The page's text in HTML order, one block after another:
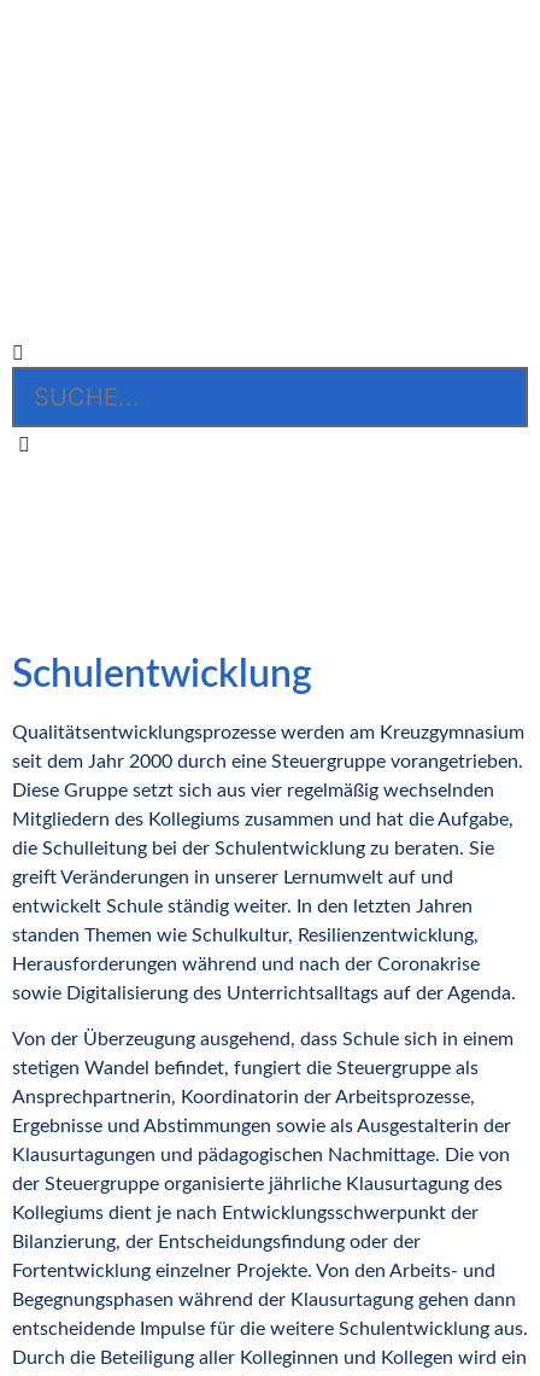
Schulentwicklung
Qualitätsentwicklungsprozesse werden am Kreuzgymnasium
seit dem Jahr 2000 durch eine Steuergruppe vorangetrieben.
Diese Gruppe setzt sich aus vier regelmäßig wechselnden
Mitgliedern des Kollegiums zusammen und hat die Aufgabe,
die Schulleitung bei der Schulentwicklung zu beraten. Sie
greift Veränderungen in unserer Lernumwelt auf und
entwickelt Schule ständig weiter. In den letzten Jahren
standen Themen wie Schulkultur, Resilienzentwicklung,
Herausforderungen während und nach der Coronakrise
sowie Digitalisierung des Unterrichtsalltags auf der Agenda.
Von der Überzeugung ausgehend, dass Schule sich in einem
stetigen Wandel befindet, fungiert die Steuergruppe als
Ansprechpartnerin, Koordinatorin der Arbeitsprozesse,
Ergebnisse und Abstimmungen sowie als Ausgestalterin der
Klausurtagungen und pädagogischen Nachmittage. Die von
der Steuergruppe organisierte jährliche Klausurtagung des
Kollegiums dient je nach Entwicklungsschwerpunkt der
Bilanzierung, der Entscheidungsfindung oder der
Fortentwicklung einzelner Projekte. Von den Arbeits- und
Begegnungsphasen während der Klausurtagung gehen dann
entscheidende Impulse für die weitere Schulentwicklung aus.
Durch die Beteiligung aller Kolleginnen und Kollegen wird ein